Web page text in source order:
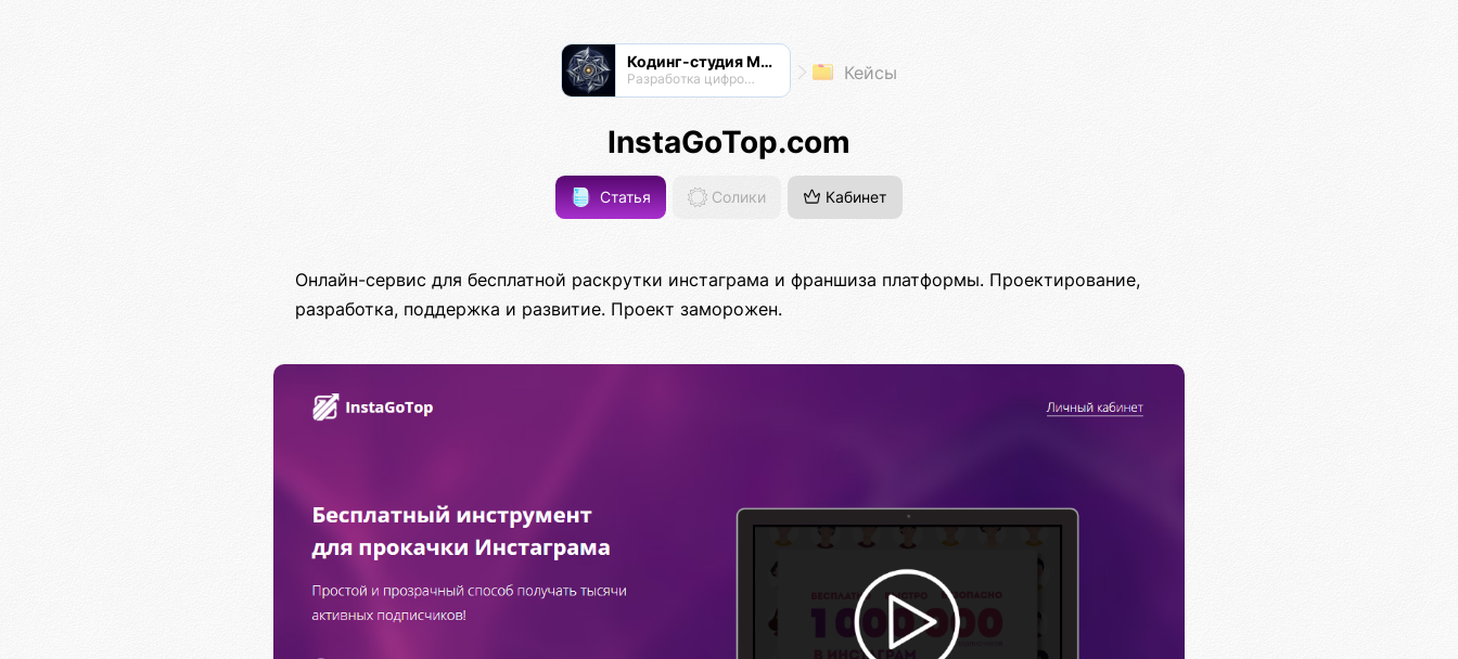
Кодинг-студия Магнатор
Разработка цифровых продуктов Кейсы
InstaGoTop.com
Статья Солики Кабинет
Онлайн-сервис для бесплатной раскрутки инстаграма и франшиза платформы. Проектирование,
разработка, поддержка и развитие. Проект заморожен.